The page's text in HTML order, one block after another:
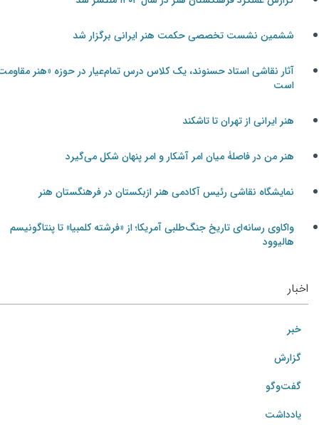
ششمین نشست تخصصی حکمت هنر ایرانی برگزار شد
آثار نقاشی استاد حسنوند، یک کلاس درس تمام‌عیار در حوزه «هنر مقاومت»
است
هنر ایرانی از تهران تا تاشکند
هنر من در فاصلۀ میان امر آشکار و امر پنهان شکل می‌گیرد
نمایشگاه نقاشی رئیس آکادمی هنر ازبکستان در فرهنگستان هنر
واکاوی رسانه‌ای تاریخ جنگ‌طلبی آمریکا؛ از «فرشته کلمبیا» تا پنتاگونیسم
هالیوود
اخبار
خبر
گزارش
گفت‌وگو
یادداشت